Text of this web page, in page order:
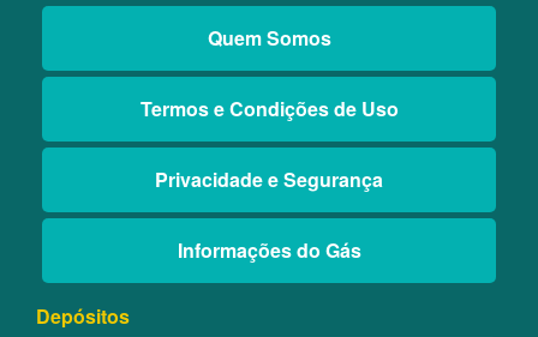
Quem Somos
Termos e Condições de Uso
Privacidade e Segurança
Informações do Gás
Depósitos